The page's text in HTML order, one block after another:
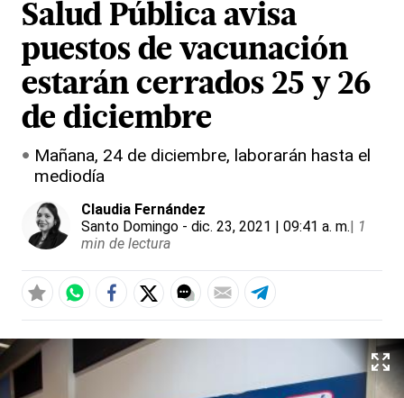
Salud Pública avisa
puestos de vacunación
estarán cerrados 25 y 26
de diciembre
Mañana, 24 de diciembre, laborarán hasta el
mediodía
Claudia Fernández
Santo Domingo - dic. 23, 2021 | 09:41 a. m.| 1
min de lectura